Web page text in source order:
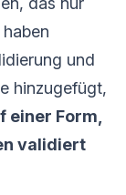
und
hinzugefügt,
einer Form,
validiert